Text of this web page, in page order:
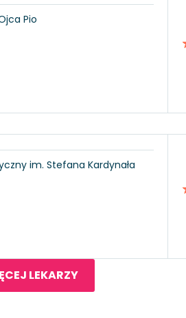
Pio
im. Stefana Kardynała
LEKARZY